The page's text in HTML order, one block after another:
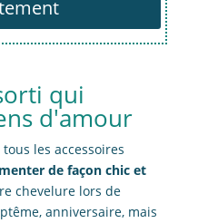
qui
d'amour
les accessoires
de façon chic et
chevelure lors de
anniversaire, mais